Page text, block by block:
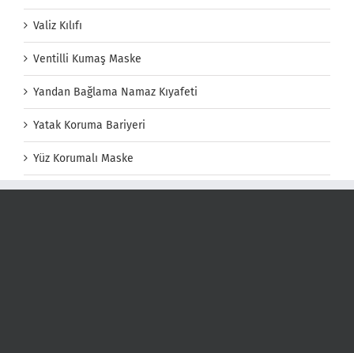
Valiz Kılıfı
Ventilli Kumaş Maske
Yandan Bağlama Namaz Kıyafeti
Yatak Koruma Bariyeri
Yüz Korumalı Maske